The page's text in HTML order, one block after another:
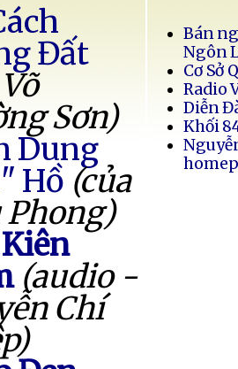
Đất
Sơn)
Dung
Hồ (của
Phong)
(audio -
Chí
Bán
Ngôn
Cơ Sở
Radio
Diễn
Khối